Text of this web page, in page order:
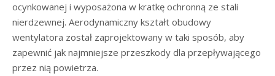
ocynkowanej i wyposażona w kratkę ochronną ze stali
nierdzewnej. Aerodynamiczny kształt obudowy
wentylatora został zaprojektowany w taki sposób, aby
zapewnić jak najmniejsze przeszkody dla przepływającego
przez nią powietrza.